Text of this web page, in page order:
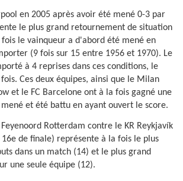
en 2005 après avoir été mené 0-3 par
le plus grand retournement de situation
le vainqueur a d'abord été mené en
(9 fois sur 15 entre 1956 et 1970). Le
à 4 reprises dans ces conditions, le
Ces deux équipes, ainsi que le Milan
et le FC Barcelone ont à la fois gagné une
et été battu en ayant ouvert le score.
Rotterdam contre le KR Reykjavík
16e de finale) représente à la fois le plus
dans un match (14) et le plus grand
une seule équipe (12).